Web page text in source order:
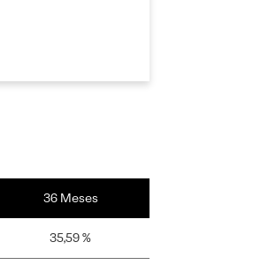
36 Meses
35,59 %